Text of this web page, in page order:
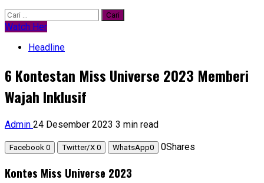
Cari
untuk:
Watch Her
Headline
6 Kontestan Miss Universe 2023 Memberi
Wajah Inklusif
Admin 24 Desember 2023 3 min read
Facebook 0 Twitter/X 0 WhatsApp0 0Shares
Kontes Miss Universe 2023